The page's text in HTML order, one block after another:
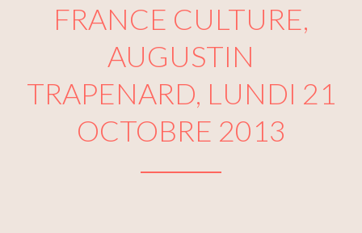
FRANCE CULTURE,
AUGUSTIN
TRAPENARD, LUNDI 21
OCTOBRE 2013